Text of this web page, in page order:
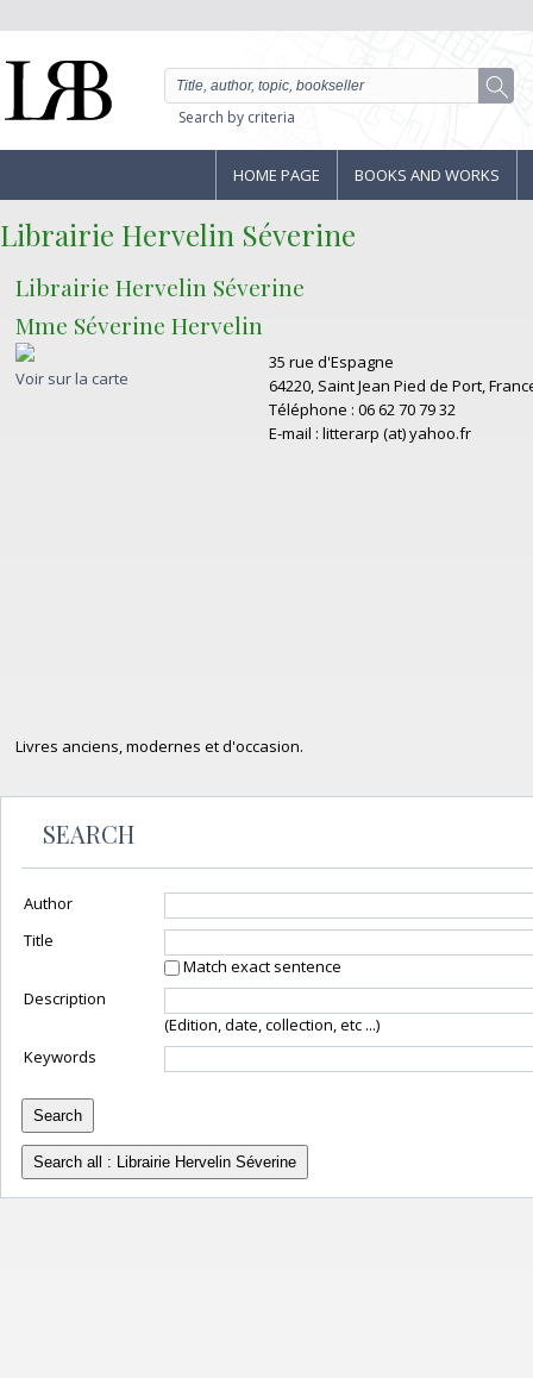
Search by criteria
HOME PAGE BOOKS AND WORKS
Librairie Hervelin Séverine
Librairie Hervelin Séverine
Mme Séverine Hervelin
Voir sur la carte
35 rue d'Espagne
64220, Saint Jean Pied de Port,
Téléphone : 06 62 70 79 32
E-mail : litterarp (at) yahoo.fr
Livres anciens, modernes et d'occasion.
SEARCH
Author
Title
Match exact sentence
Description
(Edition, date, collection, etc ...)
Keywords